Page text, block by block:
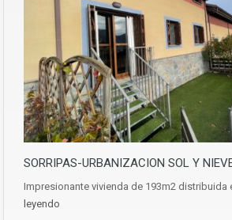
SORRIPAS-URBANIZACION SOL Y
Impresionante vivienda de 193m2 distribuida
leyendo